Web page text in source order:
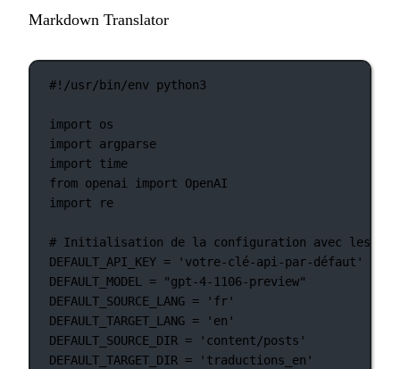
Markdown Translator
#!/usr/bin/env python3
import os
import argparse
import time
from openai import OpenAI
import re
# Initialisation de la configuration avec les
DEFAULT_API_KEY =
'votre-clé-api-par-défaut'
DEFAULT_MODEL
=
"gpt-4-1106-preview"
DEFAULT_SOURCE_LANG =
'fr'
DEFAULT_TARGET_LANG =
'en'
DEFAULT_SOURCE_DIR =
'content/posts'
DEFAULT_TARGET_DIR = 'traductions_en'